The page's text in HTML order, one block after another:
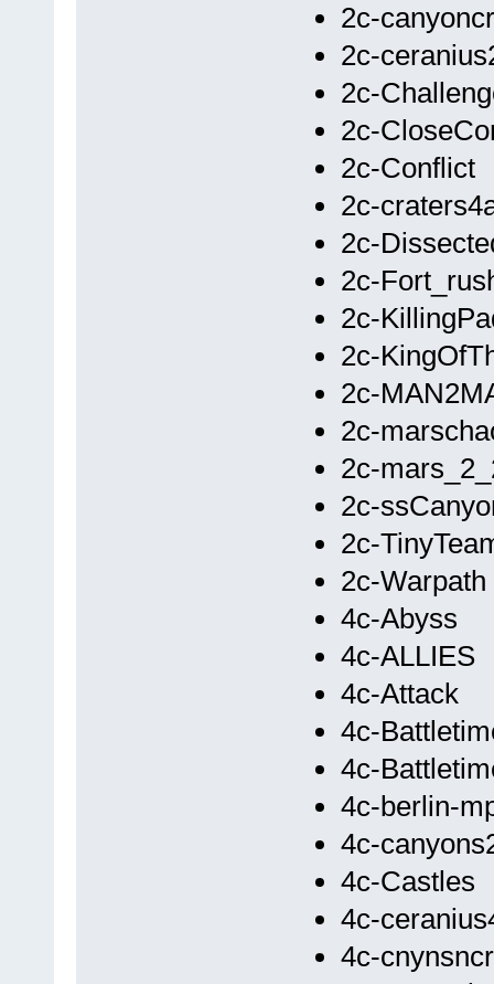
2c-
2c-
2c-
2c-
2c-Conflict
2c-
2c-
2c-
2c-
2c-
2c-
2c-
2c-
2c-
2c-
2c-Warpath
4c-Abyss
4c-ALLIES
4c-Attack
4c-
4c-
4c-berlin-
4c-
4c-Castles
4c-
4c-